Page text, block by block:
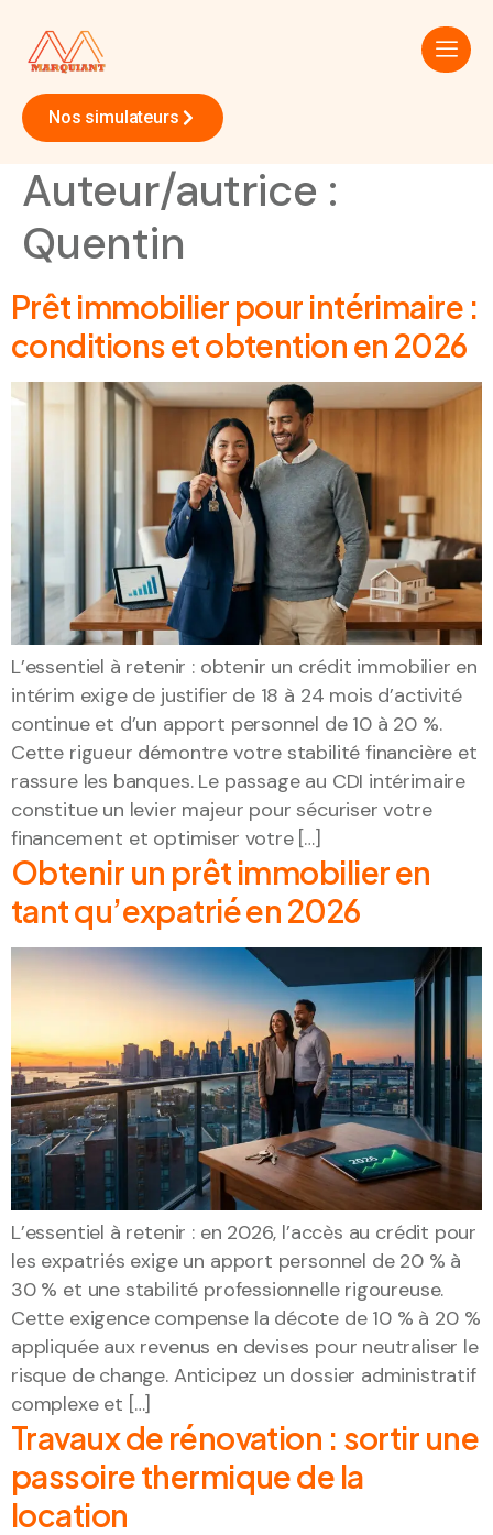
Nos simulateurs
Auteur/autrice :
Quentin
Prêt immobilier pour intérimaire :
conditions et obtention en 2026
L’essentiel à retenir : obtenir un crédit immobilier en
intérim exige de justifier de 18 à 24 mois d’activité
continue et d’un apport personnel de 10 à 20 %.
Cette rigueur démontre votre stabilité financière et
rassure les banques. Le passage au CDI intérimaire
constitue un levier majeur pour sécuriser votre
financement et optimiser votre […]
Obtenir un prêt immobilier en
tant qu’expatrié en 2026
L’essentiel à retenir : en 2026, l’accès au crédit pour
les expatriés exige un apport personnel de 20 % à
30 % et une stabilité professionnelle rigoureuse.
Cette exigence compense la décote de 10 % à 20 %
appliquée aux revenus en devises pour neutraliser le
risque de change. Anticipez un dossier administratif
complexe et […]
Travaux de rénovation : sortir une
passoire thermique de la
location